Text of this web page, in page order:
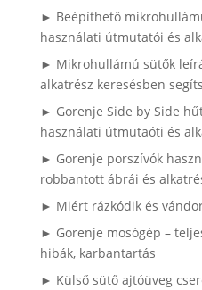
► Beépíthető
használati útmutatói és
► Mikrohullámú sütők
alkatrész keresésben
► Gorenje Side by Side
használati útmutaóti és
► Gorenje porszívók
robbantott ábrái és
► Miért rázkódik és
► Gorenje mosógép –
hibák, karbantartás
► Külső sütő ajtóüveg